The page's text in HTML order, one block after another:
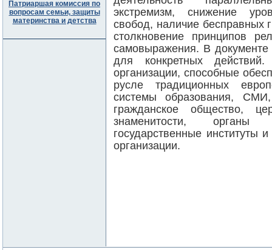
Патриаршая комиссия по
вопросам семьи, защиты
материнства и детства
экстремизм, снижение
свобод, наличие бесправных
столкновение принципов
самовыражения. В
для конкретных
организации, способные
русле традиционных
системы образования,
гражданское общество,
знаменитости, органы
государственные институты
организации.